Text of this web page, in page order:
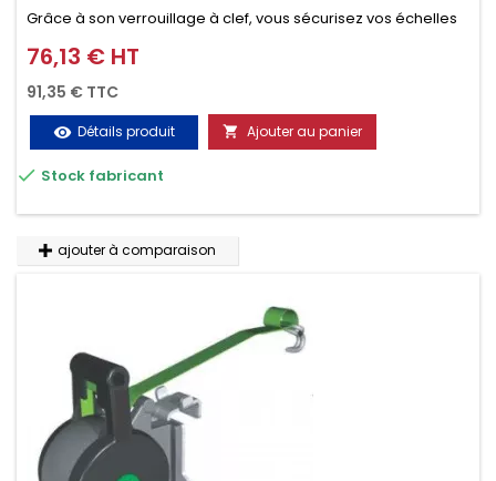
Grâce à son verrouillage à clef, vous sécurisez vos échelles
d'un seul geste aussi bien contre le vol que pendant le
transport. Référence vendue par paire.
Prix
76,13 € HT
91,35 € TTC
visibility Détails produit  Ajouter au panier
 Stock fabricant
ajouter à comparaison